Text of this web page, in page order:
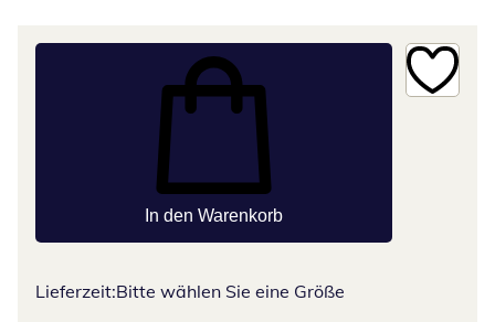
In den Warenkorb
Lieferzeit:Bitte wählen Sie eine Größe